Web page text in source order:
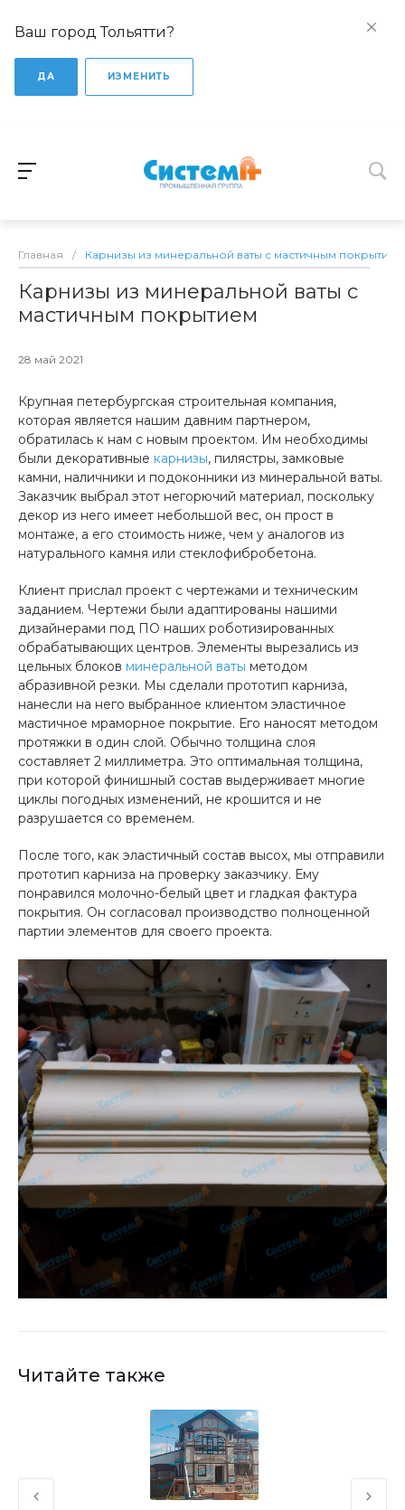
Ваш город Тольятти?
ДА ИЗМЕНИТЬ
Главная / Карнизы из минеральной ваты с мастичным покрытием
Карнизы из минеральной ваты с
мастичным покрытием
28 май 2021
Крупная петербургская строительная компания,
которая является нашим давним партнером,
обратилась к нам с новым проектом. Им необходимы
были декоративные карнизы, пилястры, замковые
камни, наличники и подоконники из минеральной ваты.
Заказчик выбрал этот негорючий материал, поскольку
декор из него имеет небольшой вес, он прост в
монтаже, а его стоимость ниже, чем у аналогов из
натурального камня или стеклофибробетона.
Клиент прислал проект с чертежами и техническим
заданием. Чертежи были адаптированы нашими
дизайнерами под ПО наших роботизированных
обрабатывающих центров. Элементы вырезались из
цельных блоков минеральной ваты методом
абразивной резки. Мы сделали прототип карниза,
нанесли на него выбранное клиентом эластичное
мастичное мраморное покрытие. Его наносят методом
протяжки в один слой. Обычно толщина слоя
составляет 2 миллиметра. Это оптимальная толщина,
при которой финишный состав выдерживает многие
циклы погодных изменений, не крошится и не
разрушается со временем.
После того, как эластичный состав высох, мы отправили
прототип карниза на проверку заказчику. Ему
понравился молочно-белый цвет и гладкая фактура
покрытия. Он согласовал производство полноценной
партии элементов для своего проекта.
Читайте также